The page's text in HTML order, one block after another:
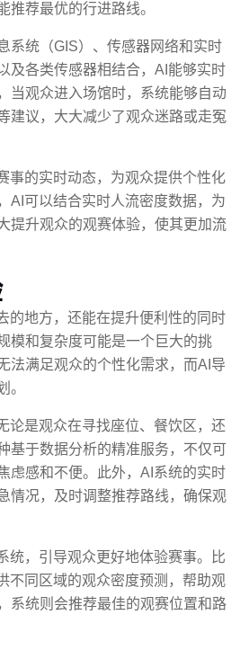
荐最优的行进路线。
系统（GIS）、传感器网络和实时
及各类传感器相结合，AI能够实时
当观众进入场馆时，系统能够自动
建议，大大减少了观众迷路或走冤
事的实时动态，为观众提供个性化
AI可以结合实时人流密度数据，为
提升观众的观赛体验，使其更加流
的地方，还能在提升便利性的同时
模和复杂度可能是一个巨大的挑
法满足观众的个性化需求，而AI导
。
论是观众在寻找座位、餐饮区，还
基于数据分析的精准服务，不仅可
虑感和不便。此外，AI系统的实时
情况，及时调整推荐路线，确保观
统，引导观众更好地体验赛事。比
不同区域的观众密度预测，帮助观
系统则会推荐最佳的观赛位置和路